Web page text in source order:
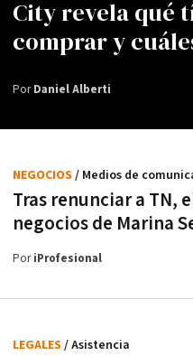
City revela qué
comprar y
PorDaniel Alberti
Tras renunciar a TN,
negocios de Marina
NEGOCIOS / Medios de
PoriProfesional
LEGALES / Asistencia